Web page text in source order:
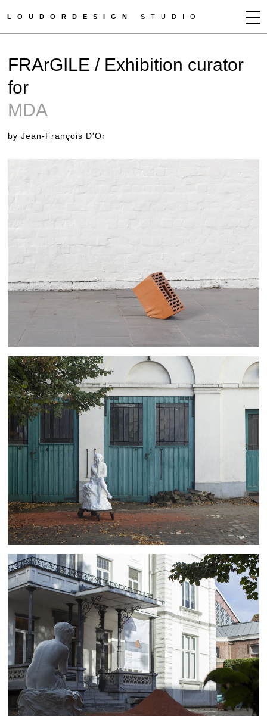
LOUDORDESIGN STUDIO
NEWS
WORKS
CLIENTS
CONTACT
HOW TO BUY
GET MORE INFO
FRArGILE / Exhibition curator
for
MDA
by Jean-François D'Or